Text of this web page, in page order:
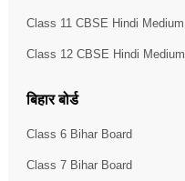
Class 11 CBSE Hindi Medium
Class 12 CBSE Hindi Medium
बिहार बोर्ड
Class 6 Bihar Board
Class 7 Bihar Board